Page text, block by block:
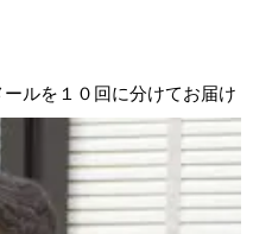
ルを１０回に分けてお届け